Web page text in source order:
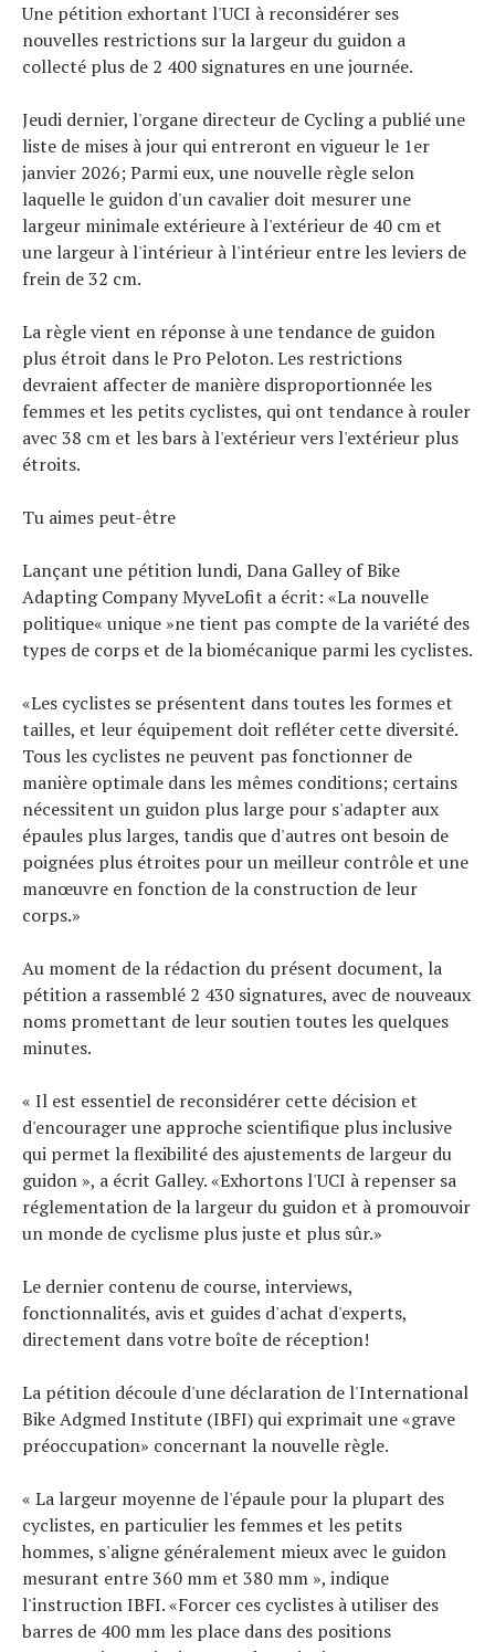
Une pétition exhortant l'UCI à reconsidérer ses
nouvelles restrictions sur la largeur du guidon a
collecté plus de 2 400 signatures en une journée.
Jeudi dernier, l'organe directeur de Cycling a publié une
liste de mises à jour qui entreront en vigueur le 1er
janvier 2026; Parmi eux, une nouvelle règle selon
laquelle le guidon d'un cavalier doit mesurer une
largeur minimale extérieure à l'extérieur de 40 cm et
une largeur à l'intérieur à l'intérieur entre les leviers de
frein de 32 cm.
La règle vient en réponse à une tendance de guidon
plus étroit dans le Pro Peloton. Les restrictions
devraient affecter de manière disproportionnée les
femmes et les petits cyclistes, qui ont tendance à rouler
avec 38 cm et les bars à l'extérieur vers l'extérieur plus
étroits.
Tu aimes peut-être
Lançant une pétition lundi, Dana Galley of Bike
Adapting Company MyveLofit a écrit: «La nouvelle
politique« unique »ne tient pas compte de la variété des
types de corps et de la biomécanique parmi les cyclistes.
«Les cyclistes se présentent dans toutes les formes et
tailles, et leur équipement doit refléter cette diversité.
Tous les cyclistes ne peuvent pas fonctionner de
manière optimale dans les mêmes conditions; certains
nécessitent un guidon plus large pour s'adapter aux
épaules plus larges, tandis que d'autres ont besoin de
poignées plus étroites pour un meilleur contrôle et une
manœuvre en fonction de la construction de leur
corps.»
Au moment de la rédaction du présent document, la
pétition a rassemblé 2 430 signatures, avec de nouveaux
noms promettant de leur soutien toutes les quelques
minutes.
« Il est essentiel de reconsidérer cette décision et
d'encourager une approche scientifique plus inclusive
qui permet la flexibilité des ajustements de largeur du
guidon », a écrit Galley. «Exhortons l'UCI à repenser sa
réglementation de la largeur du guidon et à promouvoir
un monde de cyclisme plus juste et plus sûr.»
Le dernier contenu de course, interviews,
fonctionnalités, avis et guides d'achat d'experts,
directement dans votre boîte de réception!
La pétition découle d'une déclaration de l'International
Bike Adgmed Institute (IBFI) qui exprimait une «grave
préoccupation» concernant la nouvelle règle.
« La largeur moyenne de l'épaule pour la plupart des
cyclistes, en particulier les femmes et les petits
hommes, s'aligne généralement mieux avec le guidon
mesurant entre 360 ​​mm et 380 mm », indique
l'instruction IBFI. «Forcer ces cyclistes à utiliser des
barres de 400 mm les place dans des positions
Actualités
Technologies
Conseils
Tendances
Tous nos articles
À propos